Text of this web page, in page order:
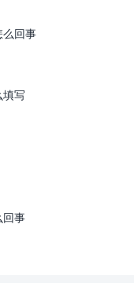
么回事
写
回事